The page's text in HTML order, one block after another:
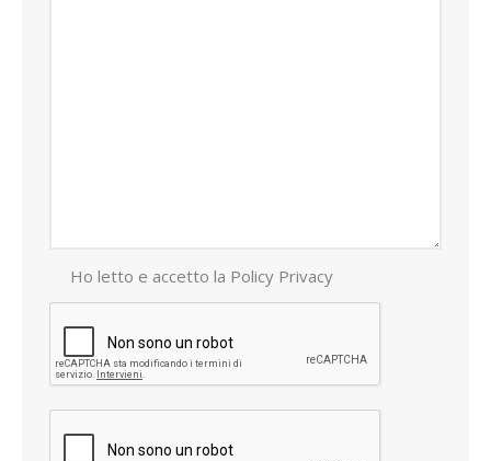
Ho letto e accetto la Policy Privacy